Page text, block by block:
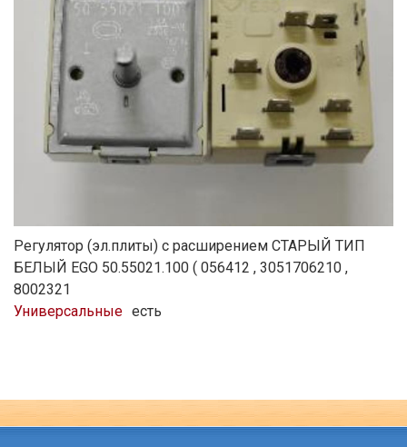
Регулятор (эл.плиты) с расширением СТАРЫЙ ТИП
БЕЛЫЙ EGO 50.55021.100 ( 056412 , 3051706210 ,
8002321
Универсальные есть